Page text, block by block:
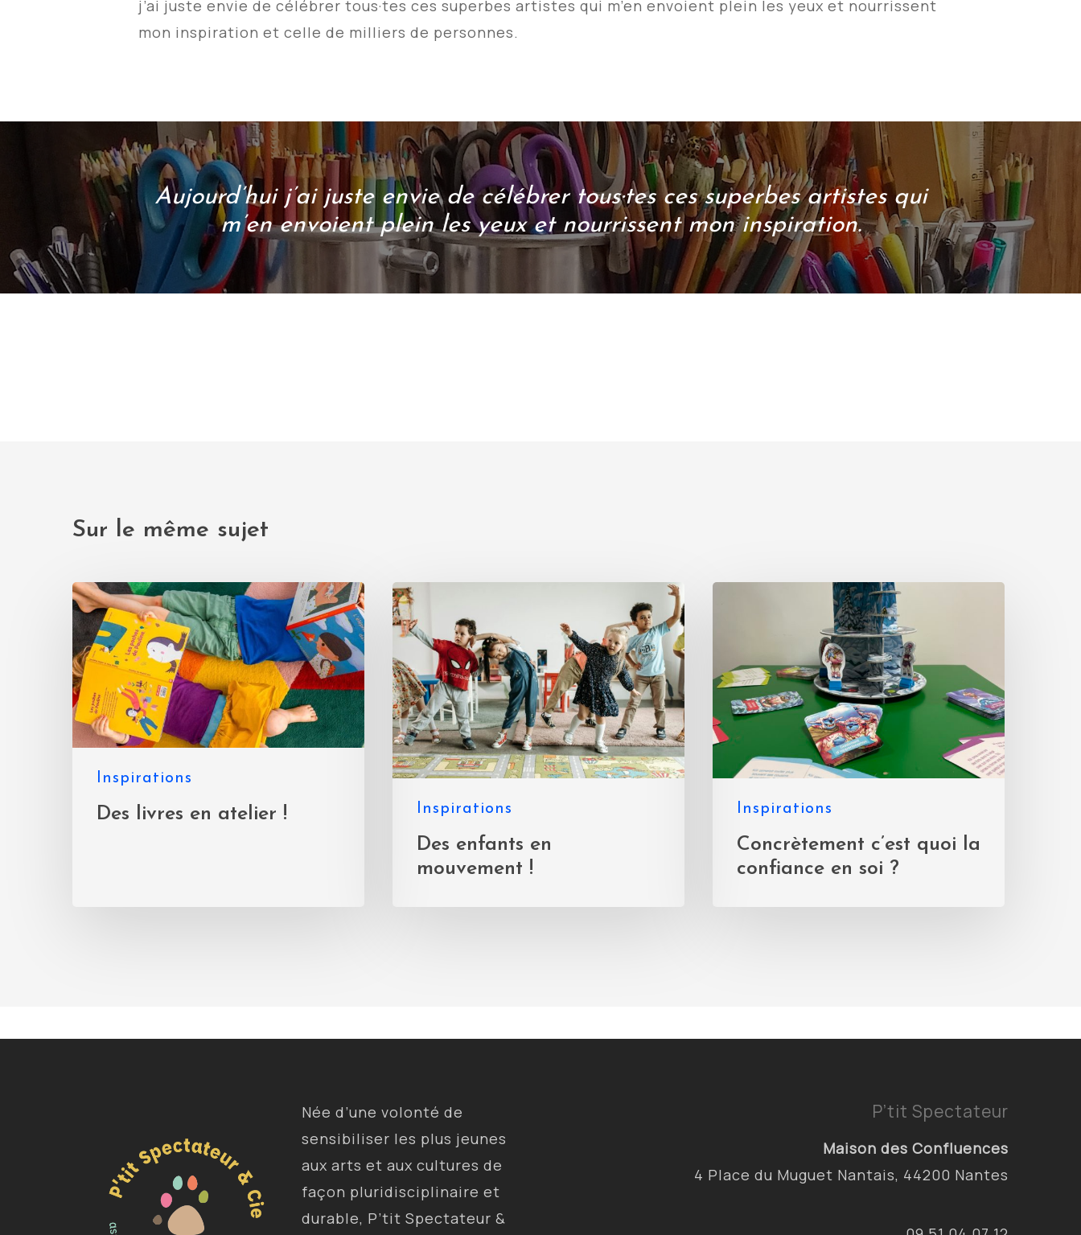
j’ai juste envie de célébrer tous·tes ces superbes artistes qui m’en envoient plein les yeux et nourrissent
mon inspiration et celle de milliers de personnes.
Aujourd’hui j’ai juste envie de célébrer tous·tes ces superbes artistes qui
m’en envoient plein les yeux et nourrissent mon inspiration.
Sur le même sujet
Inspirations
Des livres en atelier ! Inspirations
Des enfants en
mouvement !
Inspirations
Concrètement c’est quoi la
confiance en soi ?
Née d’une volonté de
sensibiliser les plus jeunes
aux arts et aux cultures de
façon pluridisciplinaire et
durable, P’tit Spectateur &
P’tit Spectateur
Maison des Confluences
4 Place du Muguet Nantais, 44200 Nantes